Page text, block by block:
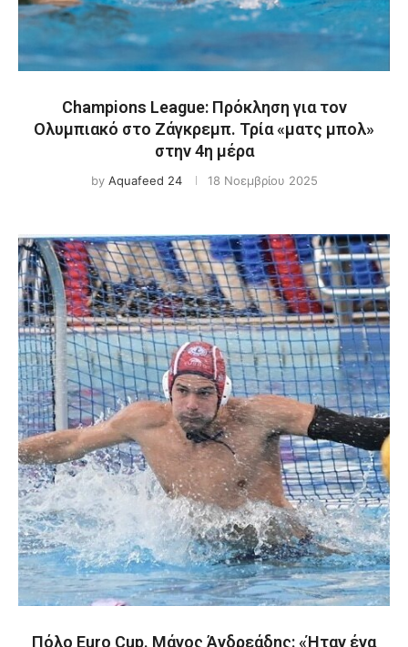
Champions League: Πρόκληση για τον
Ολυμπιακό στο Ζάγκρεμπ. Τρία «ματς μπολ»
στην 4η μέρα
by Aquafeed 24 18 Νοεμβρίου 2025
Πόλο Euro Cup. Μάνος Άνδρεάδης: «Ήταν ένα